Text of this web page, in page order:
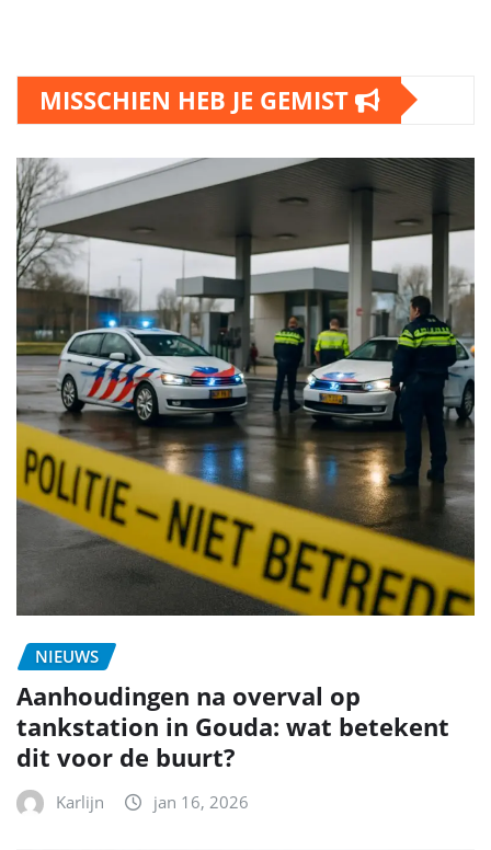
MISSCHIEN HEB JE GEMIST
NIEUWS
Aanhoudingen na overval op
tankstation in Gouda: wat betekent
dit voor de buurt?
Karlijn jan 16, 2026